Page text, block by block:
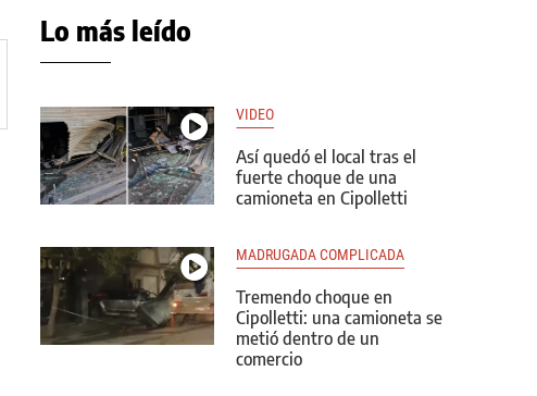
Lo más leído
VIDEO
Así quedó el local tras el
fuerte choque de una
camioneta en Cipolletti
MADRUGADA COMPLICADA
Tremendo choque en
Cipolletti: una camioneta se
metió dentro de un
comercio